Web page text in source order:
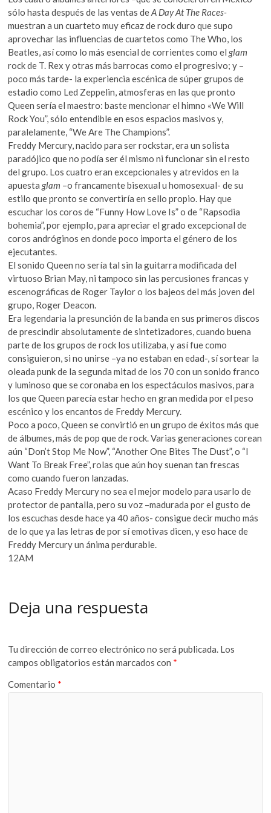
sólo hasta después de las ventas deA Day At The Races-
muestran a un cuarteto muy eficaz de rock duro que supo
aprovechar las influencias de cuartetos como The Who, los
Beatles, así como lo más esencial de corrientes como elglam
rock de T. Rex y otras más barrocas como el progresivo; y –
poco más tarde- la experiencia escénica de súper grupos de
estadio como Led Zeppelin, atmosferas en las que pronto
Queen sería el maestro: baste mencionar el himno «We Will
Rock You”, sólo entendible en esos espacios masivos y,
paralelamente, “We Are The Champions”.
Freddy Mercury, nacido para ser rockstar, era un solista
paradójico que no podía ser él mismo ni funcionar sin el resto
del grupo. Los cuatro eran excepcionales y atrevidos en la
apuestaglam –o francamente bisexual u homosexual- de su
estilo que pronto se convertiría en sello propio. Hay que
escuchar los coros de “Funny How Love Is” o de “Rapsodia
bohemia”, por ejemplo, para apreciar el grado excepcional de
coros andróginos en donde poco importa el género de los
ejecutantes.
El sonido Queen no sería tal sin la guitarra modificada del
virtuoso Brian May, ni tampoco sin las percusiones francas y
escenográficas de Roger Taylor o los bajeos del más joven del
grupo, Roger Deacon.
Era legendaria la presunción de la banda en sus primeros discos
de prescindir absolutamente de sintetizadores, cuando buena
parte de los grupos de rock los utilizaba, y así fue como
consiguieron, si no unirse –ya no estaban en edad-, sí sortear la
oleada punk de la segunda mitad de los 70 con un sonido franco
y luminoso que se coronaba en los espectáculos masivos, para
los que Queen parecía estar hecho en gran medida por el peso
escénico y los encantos de Freddy Mercury.
Poco a poco, Queen se convirtió en un grupo de éxitos más que
de álbumes, más de pop que de rock. Varias generaciones corean
aún “Don’t Stop Me Now”, “Another One Bites The Dust”, o “I
Want To Break Free”, rolas que aún hoy suenan tan frescas
como cuando fueron lanzadas.
Acaso Freddy Mercury no sea el mejor modelo para usarlo de
protector de pantalla, pero su voz –madurada por el gusto de
los escuchas desde hace ya 40 años- consigue decir mucho más
de lo que ya las letras de por sí emotivas dicen, y eso hace de
Freddy Mercury un ánima perdurable.
12AM
Deja una respuesta
Tu dirección de correo electrónico no será publicada. Los
campos obligatorios están marcados con *
Comentario *